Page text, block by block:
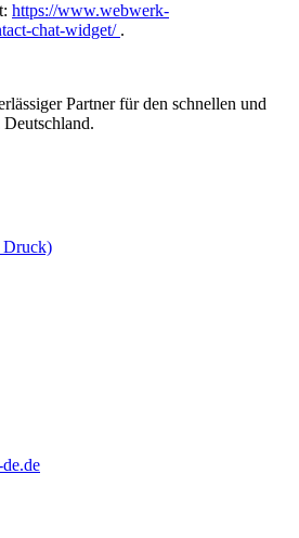
https://www.webwerk-
chat-widget/ .
Partner für den schnellen und
Druck)